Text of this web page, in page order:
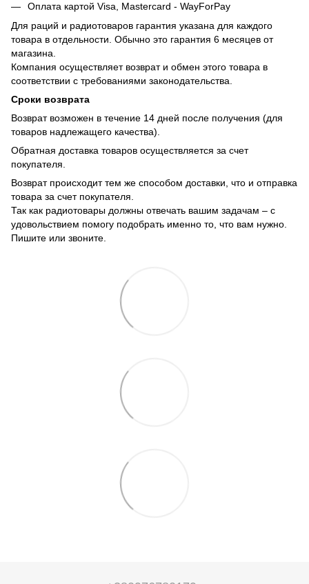
Оплата картой Visa, Mastercard - WayForPay
Для раций и радиотоваров гарантия указана для каждого
товара в отдельности. Обычно это гарантия 6 месяцев от
магазина.
Компания осуществляет возврат и обмен этого товара в
соответствии с требованиями законодательства.
Сроки возврата
Возврат возможен в течение 14 дней после получения (для
товаров надлежащего качества).
Обратная доставка товаров осуществляется за счет
покупателя.
Возврат происходит тем же способом доставки, что и отправка
товара за счет покупателя.
Так как радиотовары должны отвечать вашим задачам – с
удовольствием помогу подобрать именно то, что вам нужно.
Пишите или звоните.